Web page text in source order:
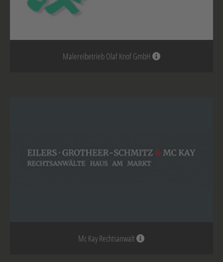
Malereibetrieb Olaf Knof GmbH
Mc Kay Rechtsanwalt